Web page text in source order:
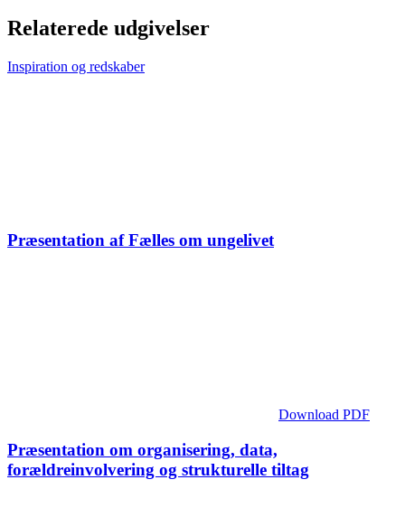
Relaterede udgivelser
Inspiration og redskaber
Præsentation af Fælles om ungelivet
Download PDF
Præsentation om organisering, data,
forældreinvolvering og strukturelle tiltag